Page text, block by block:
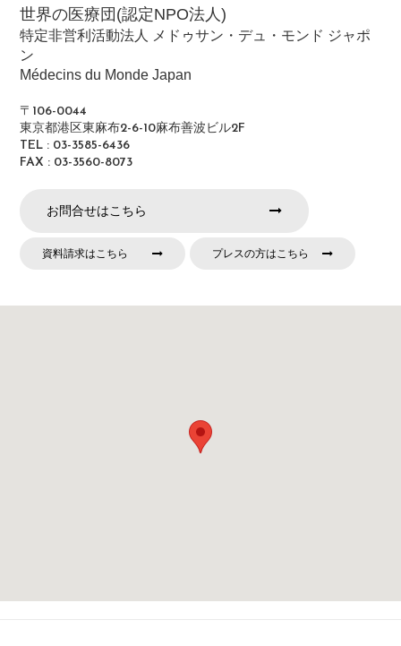
世界の医療団(認定NPO法人)
特定非営利活動法人 メドゥサン・デュ・モンド ジャポ
ン
Médecins du Monde Japan
〒106-0044
東京都港区東麻布2-6-10麻布善波ビル2F
TEL : 03-3585-6436
FAX : 03-3560-8073
お問合せはこちら
資料請求はこちら プレスの方はこちら